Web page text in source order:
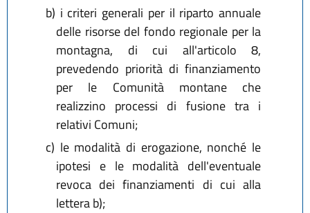
b) i criteri generali per il riparto annuale
delle risorse del fondo regionale per la
montagna, di cui all'articolo 8,
prevedendo priorità di finanziamento
per le Comunità montane che
realizzino processi di fusione tra i
relativi Comuni;
c) le modalità di erogazione, nonché le
ipotesi e le modalità dell'eventuale
revoca dei finanziamenti di cui alla
lettera b);